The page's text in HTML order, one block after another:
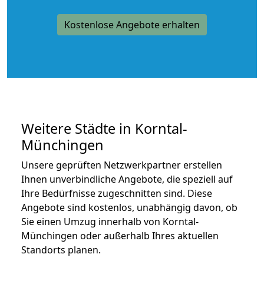
Kostenlose Angebote erhalten
Weitere Städte in Korntal-
Münchingen
Unsere geprüften Netzwerkpartner erstellen
Ihnen unverbindliche Angebote, die speziell auf
Ihre Bedürfnisse zugeschnitten sind. Diese
Angebote sind kostenlos, unabhängig davon, ob
Sie einen Umzug innerhalb von Korntal-
Münchingen oder außerhalb Ihres aktuellen
Standorts planen.